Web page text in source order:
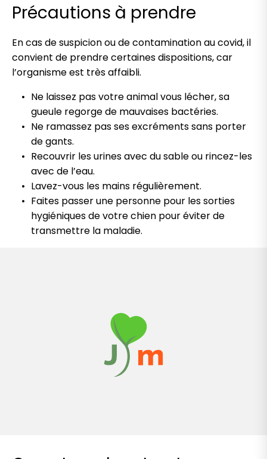
Précautions à prendre
En cas de suspicion ou de contamination au covid, il
convient de prendre certaines dispositions, car
l’organisme est très affaibli.
Ne laissez pas votre animal vous lécher, sa
gueule regorge de mauvaises bactéries.
Ne ramassez pas ses excréments sans porter
de gants.
Recouvrir les urines avec du sable ou rincez-les
avec de l’eau.
Lavez-vous les mains régulièrement.
Faites passer une personne pour les sorties
hygiéniques de votre chien pour éviter de
transmettre la maladie.